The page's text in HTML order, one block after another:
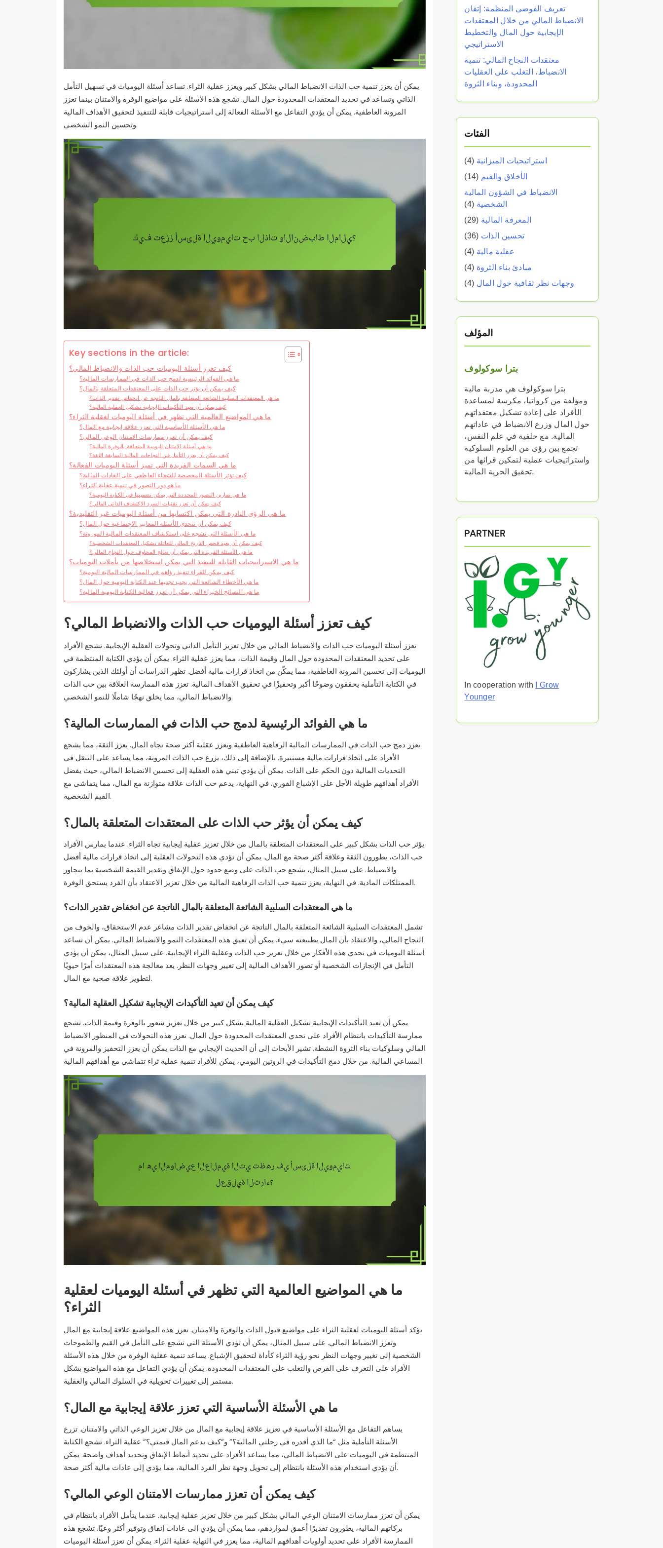
يمكن أن يعزز تنمية حب الذات الانضباط المالي بشكل كبير ويعزز عقلية الثراء. تساعد أسئلة اليوميات في تسهيل التأمل
الذاتي وتساعد في تحديد المعتقدات المحدودة حول المال. تشجع هذه الأسئلة على مواضيع الوفرة والامتنان بينما تعزز
المرونة العاطفية. يمكن أن يؤدي التفاعل مع الأسئلة الفعالة إلى استراتيجيات قابلة للتنفيذ لتحقيق الأهداف المالية
وتحسين النمو الشخصي.
Key sections in the article:
كيف تعزز أسئلة اليوميات حب الذات والانضباط المالي؟
ما هي الفوائد الرئيسية لدمج حب الذات في الممارسات المالية؟
كيف يمكن أن يؤثر حب الذات على المعتقدات المتعلقة بالمال؟
ما هي المعتقدات السلبية الشائعة المتعلقة بالمال الناتجة عن انخفاض تقدير الذات؟
كيف يمكن أن تعيد التأكيدات الإيجابية تشكيل العقلية المالية؟
ما هي المواضيع العالمية التي تظهر في أسئلة اليوميات لعقلية الثراء؟
ما هي الأسئلة الأساسية التي تعزز علاقة إيجابية مع المال؟
كيف يمكن أن تعزز ممارسات الامتنان الوعي المالي؟
ما هي أسئلة الامتنان اليومية المتعلقة بالوفرة المالية؟
كيف يمكن أن يعزز التأمل في النجاحات المالية السابقة الثقة؟
ما هي السمات الفريدة التي تميز أسئلة اليوميات الفعالة؟
كيف تؤثر الأسئلة المخصصة للشفاء العاطفي على العادات المالية؟
ما هو دور التصور في تنمية عقلية الثراء؟
ما هي تمارين التصور المحددة التي يمكن تضمينها في الكتابة اليومية؟
كيف يمكن أن تعزز تقنيات السرد الاكتشاف الذاتي المالي؟
ما هي الرؤى النادرة التي يمكن اكتسابها من أسئلة اليوميات غير التقليدية؟
كيف يمكن أن تتحدى الأسئلة المعايير الاجتماعية حول المال؟
ما هي الأسئلة التي تشجع على استكشاف المعتقدات المالية الموروثة؟
كيف يمكن أن يعيد فحص التاريخ المالي للعائلة تشكيل المعتقدات الشخصية؟
ما هي الأسئلة الفريدة التي يمكن أن تعالج المخاوف حول النجاح المالي؟
ما هي الاستراتيجيات القابلة للتنفيذ التي يمكن استخلاصها من تأملات اليوميات؟
كيف يمكن للقراء تنفيذ رؤاهم في الممارسات المالية اليومية؟
ما هي الأخطاء الشائعة التي يجب تجنبها عند الكتابة اليومية حول المال؟
ما هي النصائح الخبراء التي يمكن أن تعزز فعالية الكتابة اليومية المالية؟
كيف تعزز أسئلة اليوميات حب الذات والانضباط المالي؟
تعزز أسئلة اليوميات حب الذات والانضباط المالي من خلال تعزيز التأمل الذاتي وتحولات العقلية الإيجابية. تشجع الأفراد
على تحديد المعتقدات المحدودة حول المال وقيمة الذات، مما يعزز عقلية الثراء. يمكن أن يؤدي الكتابة المنتظمة في
اليوميات إلى تحسين المرونة العاطفية، مما يمكّن من اتخاذ قرارات مالية أفضل. تظهر الدراسات أن أولئك الذين يشاركون
في الكتابة التأملية يحققون وضوحًا أكبر وتحفيزًا في تحقيق الأهداف المالية. تعزز هذه الممارسة العلاقة بين حب الذات
والانضباط المالي، مما يخلق نهجًا شاملًا للنمو الشخصي.
ما هي الفوائد الرئيسية لدمج حب الذات في الممارسات المالية؟
يعزز دمج حب الذات في الممارسات المالية الرفاهية العاطفية ويعزز عقلية أكثر صحة تجاه المال. يعزز الثقة، مما يشجع
الأفراد على اتخاذ قرارات مالية مستنيرة. بالإضافة إلى ذلك، يزرع حب الذات المرونة، مما يساعد على التنقل في
التحديات المالية دون الحكم على الذات. يمكن أن يؤدي تبني هذه العقلية إلى تحسين الانضباط المالي، حيث يفضل
الأفراد أهدافهم طويلة الأجل على الإشباع الفوري. في النهاية، يدعم حب الذات علاقة متوازنة مع المال، مما يتماشى مع
القيم الشخصية.
كيف يمكن أن يؤثر حب الذات على المعتقدات المتعلقة بالمال؟
يؤثر حب الذات بشكل كبير على المعتقدات المتعلقة بالمال من خلال تعزيز عقلية إيجابية تجاه الثراء. عندما يمارس الأفراد
حب الذات، يطورون الثقة وعلاقة أكثر صحة مع المال. يمكن أن تؤدي هذه التحولات العقلية إلى اتخاذ قرارات مالية أفضل
والانضباط. على سبيل المثال، يشجع حب الذات على وضع حدود حول الإنفاق وتقدير القيمة الشخصية بما يتجاوز
الممتلكات المادية. في النهاية، يعزز تنمية حب الذات الرفاهية المالية من خلال تعزيز الاعتقاد بأن الفرد يستحق الوفرة.
ما هي المعتقدات السلبية الشائعة المتعلقة بالمال الناتجة عن انخفاض تقدير الذات؟
تشمل المعتقدات السلبية الشائعة المتعلقة بالمال الناتجة عن انخفاض تقدير الذات مشاعر عدم الاستحقاق، والخوف من
النجاح المالي، والاعتقاد بأن المال بطبيعته سيء. يمكن أن تعيق هذه المعتقدات النمو والانضباط المالي. يمكن أن تساعد
أسئلة اليوميات في تحدي هذه الأفكار من خلال تعزيز حب الذات وعقلية الثراء الإيجابية. على سبيل المثال، يمكن أن يؤدي
التأمل في الإنجازات الشخصية أو تصور الأهداف المالية إلى تغيير وجهات النظر. يعد معالجة هذه المعتقدات أمرًا حيويًا
لتطوير علاقة صحية مع المال.
كيف يمكن أن تعيد التأكيدات الإيجابية تشكيل العقلية المالية؟
يمكن أن تعيد التأكيدات الإيجابية تشكيل العقلية المالية بشكل كبير من خلال تعزيز شعور بالوفرة وقيمة الذات. تشجع
ممارسة التأكيدات بانتظام الأفراد على تحدي المعتقدات المحدودة حول المال. تعزز هذه التحولات في المنظور الانضباط
المالي وسلوكيات بناء الثروة النشطة. تشير الأبحاث إلى أن الحديث الإيجابي مع الذات يمكن أن يعزز التحفيز والمرونة في
المساعي المالية. من خلال دمج التأكيدات في الروتين اليومي، يمكن للأفراد تنمية عقلية ثراء تتماشى مع أهدافهم المالية.
ما هي المواضيع العالمية التي تظهر في أسئلة اليوميات لعقلية
الثراء؟
تؤكد أسئلة اليوميات لعقلية الثراء على مواضيع قبول الذات والوفرة والامتنان. تعزز هذه المواضيع علاقة إيجابية مع المال
وتعزز الانضباط المالي. على سبيل المثال، يمكن أن تؤدي الأسئلة التي تشجع على التأمل في القيم والطموحات
الشخصية إلى تغيير وجهات النظر نحو رؤية الثراء كأداة لتحقيق الإشباع. يساعد تنمية عقلية الوفرة من خلال هذه الأسئلة
الأفراد على التعرف على الفرص والتغلب على المعتقدات المحدودة. يمكن أن يؤدي التفاعل مع هذه المواضيع بشكل
مستمر إلى تغييرات تحويلية في السلوك المالي والعقلية.
ما هي الأسئلة الأساسية التي تعزز علاقة إيجابية مع المال؟
يساهم التفاعل مع الأسئلة الأساسية في تعزيز علاقة إيجابية مع المال من خلال تعزيز الوعي الذاتي والامتنان. تزرع
الأسئلة التأملية مثل “ما الذي أقدره في رحلتي المالية؟” و”كيف يدعم المال قيمتي؟” عقلية الثراء. تشجع الكتابة
المنتظمة في اليوميات على الانضباط المالي، مما يساعد الأفراد على تحديد أنماط الإنفاق وتحديد أهداف واضحة. يمكن
أن يؤدي استخدام هذه الأسئلة بانتظام إلى تحويل وجهة نظر الفرد المالية، مما يؤدي إلى عادات مالية أكثر صحة.
كيف يمكن أن تعزز ممارسات الامتنان الوعي المالي؟
يمكن أن تعزز ممارسات الامتنان الوعي المالي بشكل كبير من خلال تعزيز عقلية إيجابية. عندما يتأمل الأفراد بانتظام في
بركاتهم المالية، يطورون تقديرًا أعمق لمواردهم، مما يمكن أن يؤدي إلى عادات إنفاق وتوفير أكثر وعيًا. تشجع هذه
الممارسة الأفراد على تحديد أولويات أهدافهم المالية، مما يعزز في النهاية عقلية الثراء. يمكن أن تعزز أسئلة اليوميات
تعريف الفوضى المنظمة: إتقان
الانضباط المالي من خلال المعتقدات
الإيجابية حول المال والتخطيط
الاستراتيجي
معتقدات النجاح المالي: تنمية
الانضباط، التغلب على العقليات
المحدودة، وبناء الثروة
الفئات
استراتيجيات الميزانية (4)
الأخلاق والقيم (14)
الانضباط في الشؤون المالية
الشخصية (4)
المعرفة المالية (29)
تحسين الذات (36)
عقلية مالية (4)
مبادئ بناء الثروة (4)
وجهات نظر ثقافية حول المال (4)
المؤلف
بترا سوكولوف
بترا سوكولوف هي مدربة مالية
ومؤلفة من كرواتيا، مكرسة لمساعدة
الأفراد على إعادة تشكيل معتقداتهم
حول المال وزرع الانضباط في عاداتهم
المالية. مع خلفية في علم النفس،
تجمع بين رؤى من العلوم السلوكية
واستراتيجيات عملية لتمكين قرائها من
تحقيق الحرية المالية.
PARTNER
In cooperation with
I Grow
Younger